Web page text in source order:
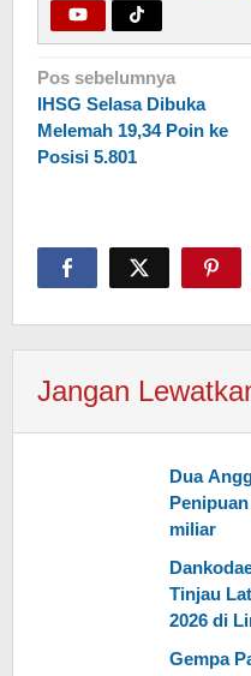
Navigasi
pos
Pos sebelumnya
IHSG Selasa Dibuka
Melemah 19,34 Poin ke
Posisi 5.801
Jangan
Dua
miliar
Tinjau
2026 di
Gempa